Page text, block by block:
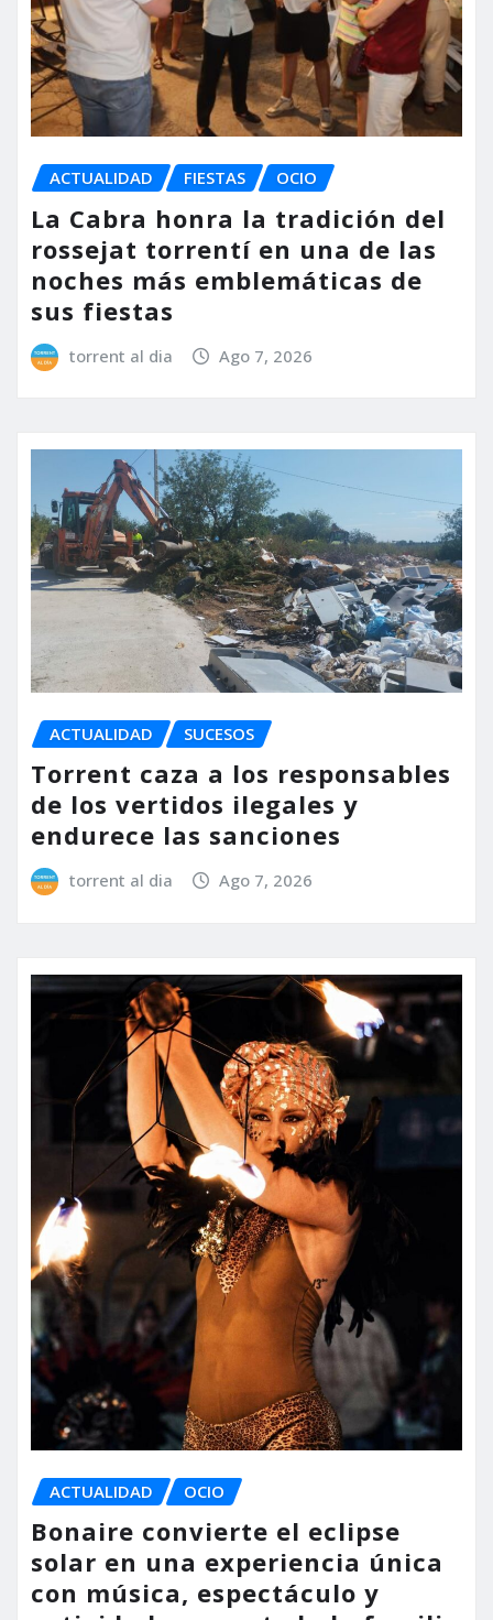
ACTUALIDAD FIESTAS OCIO
La Cabra honra la tradición del
rossejat torrentí en una de las
noches más emblemáticas de
sus fiestas
torrent al dia Ago 7, 2026
ACTUALIDAD SUCESOS
Torrent caza a los responsables
de los vertidos ilegales y
endurece las sanciones
torrent al dia Ago 7, 2026
ACTUALIDAD OCIO
Bonaire convierte el eclipse
solar en una experiencia única
con música, espectáculo y